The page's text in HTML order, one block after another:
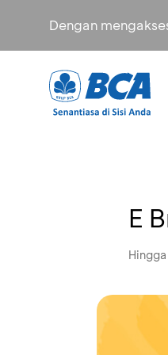
Dengan
E